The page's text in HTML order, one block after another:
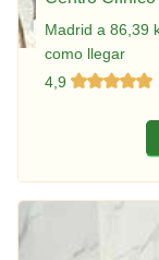
Madrid a 86,39
como llegar
4,9